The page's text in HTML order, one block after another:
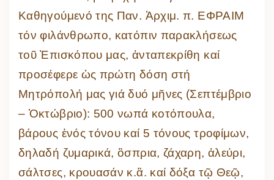
Καθηγούμενό της Παν. Ἀρχιμ. π. ΕΦΡΑΙΜ
τόν φιλάνθρωπο, κατόπιν παρακλήσεως
τοῦ Ἐπισκόπου μας, ἀνταπεκρίθη καί
προσέφερε ὡς πρώτη δόση στή
Μητρόπολή μας γιά δυό μῆνες (Σεπτέμβριο
– Ὀκτώβριο): 500 νωπά κοτόπουλα,
βάρους ἑνός τόνου καί 5 τόνους τροφίμων,
δηλαδή ζυμαρικά, ὂσπρια, ζάχαρη, ἀλεύρι,
σάλτσες, κρουασάν κ.ἂ. καί δόξα τῷ Θεῷ,